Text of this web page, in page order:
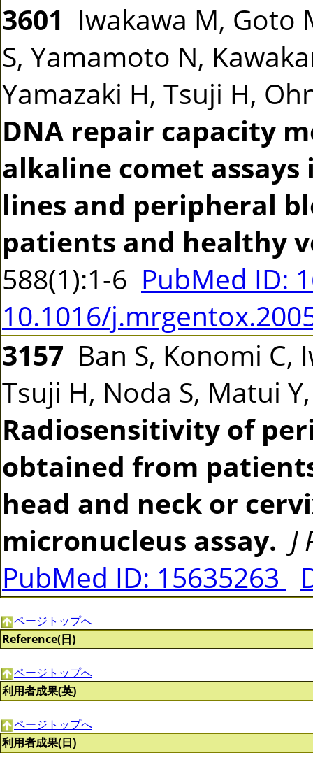
3601 Iwakawa M, Goto
S, Yamamoto N,
Yamazaki H, Tsuji H,
DNA repair capacity
alkaline comet
lines and peripheral
patients and healthy
588(1):1-6 PubMed ID:
10.1016/
3157 Ban S, Konomi C,
Tsuji H, Noda S, Matui
Radiosensitivity of
obtained from
head and neck or
micronucleus assay. J
PubMed ID: 15635263
ページトップへ
Reference(日)
ページトップへ
利用者成果(英)
ページトップへ
利用者成果(日)